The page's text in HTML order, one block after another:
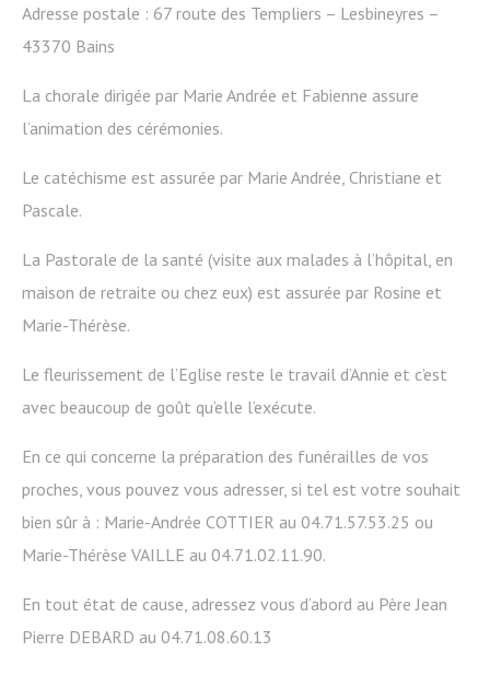
Adresse postale : 67 route des Templiers – Lesbineyres –
43370 Bains
La chorale dirigée par Marie Andrée et Fabienne assure
l’animation des cérémonies.
Le catéchisme est assurée par Marie Andrée, Christiane et
Pascale.
La Pastorale de la santé (visite aux malades à l’hôpital, en
maison de retraite ou chez eux) est assurée par Rosine et
Marie-Thérèse.
Le fleurissement de l’Eglise reste le travail d’Annie et c’est
avec beaucoup de goût qu’elle l’exécute.
En ce qui concerne la préparation des funérailles de vos
proches, vous pouvez vous adresser, si tel est votre souhait
bien sûr à : Marie-Andrée COTTIER au 04.71.57.53.25 ou
Marie-Thérèse VAILLE au 04.71.02.11.90.
En tout état de cause, adressez vous d’abord au Père Jean
Pierre DEBARD au 04.71.08.60.13